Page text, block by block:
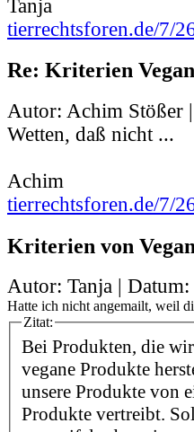
Tanja
tierrechtsforen.de/7/
Re: Kriterien
Autor: Achim Stößer
Wetten, daß nicht ...
Achim
tierrechtsforen.de/7/
Kriterien von
Autor: Tanja | Datum:
Hatte ich nicht angemailt, weil
Zitat:
Bei Produkten, die
vegane Produkte
unsere Produkte von
Produkte vertreibt.